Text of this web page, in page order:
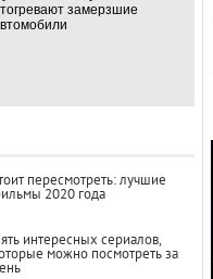
замерзшие
пересмотреть: лучшие
2020 года
интересных сериалов,
можно посмотреть за